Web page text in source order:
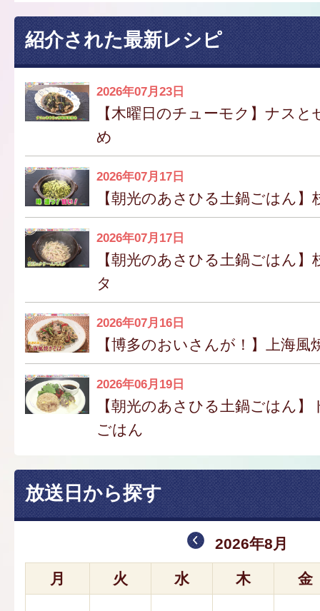
紹介された最新レシピ
2026年07月23日
【木曜日のチューモク】ナス
め
2026年07月17日
【朝光のあさひる土鍋ごはん】
2026年07月17日
【朝光のあさひる土鍋ごはん
タ
2026年07月16日
【博多のおいさんが！】上海風
2026年06月19日
【朝光のあさひる土鍋ごはん
ごはん
放送日から探す
2026年8月
月 火 水 木 金